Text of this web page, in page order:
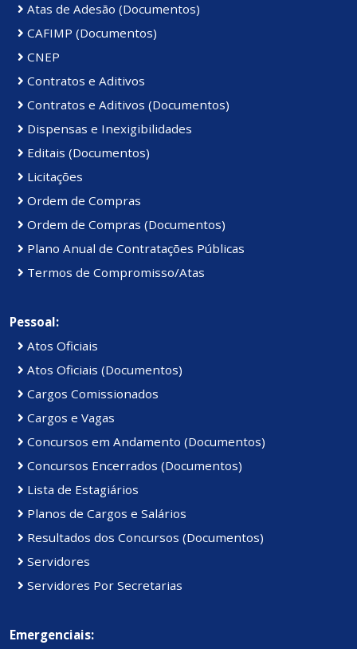
Atas de Adesão (Documentos)
CAFIMP (Documentos)
CNEP
Contratos e Aditivos
Contratos e Aditivos (Documentos)
Dispensas e Inexigibilidades
Editais (Documentos)
Licitações
Ordem de Compras
Ordem de Compras (Documentos)
Plano Anual de Contratações Públicas
Termos de Compromisso/Atas
Pessoal:
Atos Oficiais
Atos Oficiais (Documentos)
Cargos Comissionados
Cargos e Vagas
Concursos em Andamento (Documentos)
Concursos Encerrados (Documentos)
Lista de Estagiários
Planos de Cargos e Salários
Resultados dos Concursos (Documentos)
Servidores
Servidores Por Secretarias
Emergenciais: